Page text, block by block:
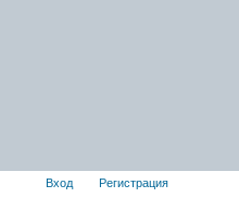
Вход Регистрация